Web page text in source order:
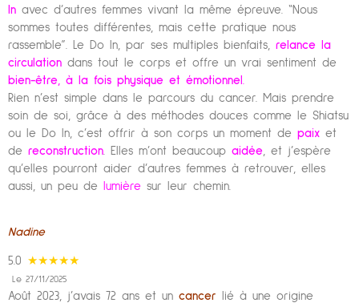
In avec d’autres femmes vivant la même épreuve. “Nous
sommes toutes différentes, mais cette pratique nous
rassemble”. Le Do In, par ses multiples bienfaits, relance la
circulation dans tout le corps et offre un vrai sentiment de
bien-être, à la fois physique et émotionnel .
Rien n’est simple dans le parcours du cancer. Mais prendre
soin de soi, grâce à des méthodes douces comme le Shiatsu
ou le Do In, c’est offrir à son corps un moment de paix et
de reconstruction. Elles m’ont beaucoup aidée, et j’espère
qu’elles pourront aider d’autres femmes à retrouver, elles
aussi, un peu de
lumière sur leur chemin.
Nadine
5.0 ★★★★★
Le 27/11/2025
Août 2023, j’avais 72 ans et un cancer
lié à une origine